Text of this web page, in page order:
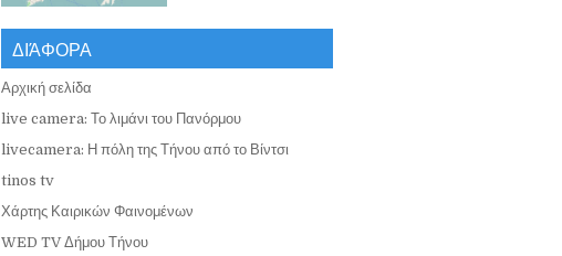
ΔΙΆΦΟΡΑ
Αρχική σελίδα
live camera: Το λιμάνι του Πανόρμου
livecamera: Η πόλη της Τήνου από το Βίντσι
tinos tv
Χάρτης Καιρικών Φαινομένων
WED TV Δήμου Τήνου